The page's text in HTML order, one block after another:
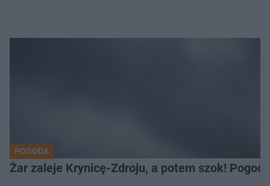
POGODA
Żar zaleje Krynicę-Zdroju, a potem szok!